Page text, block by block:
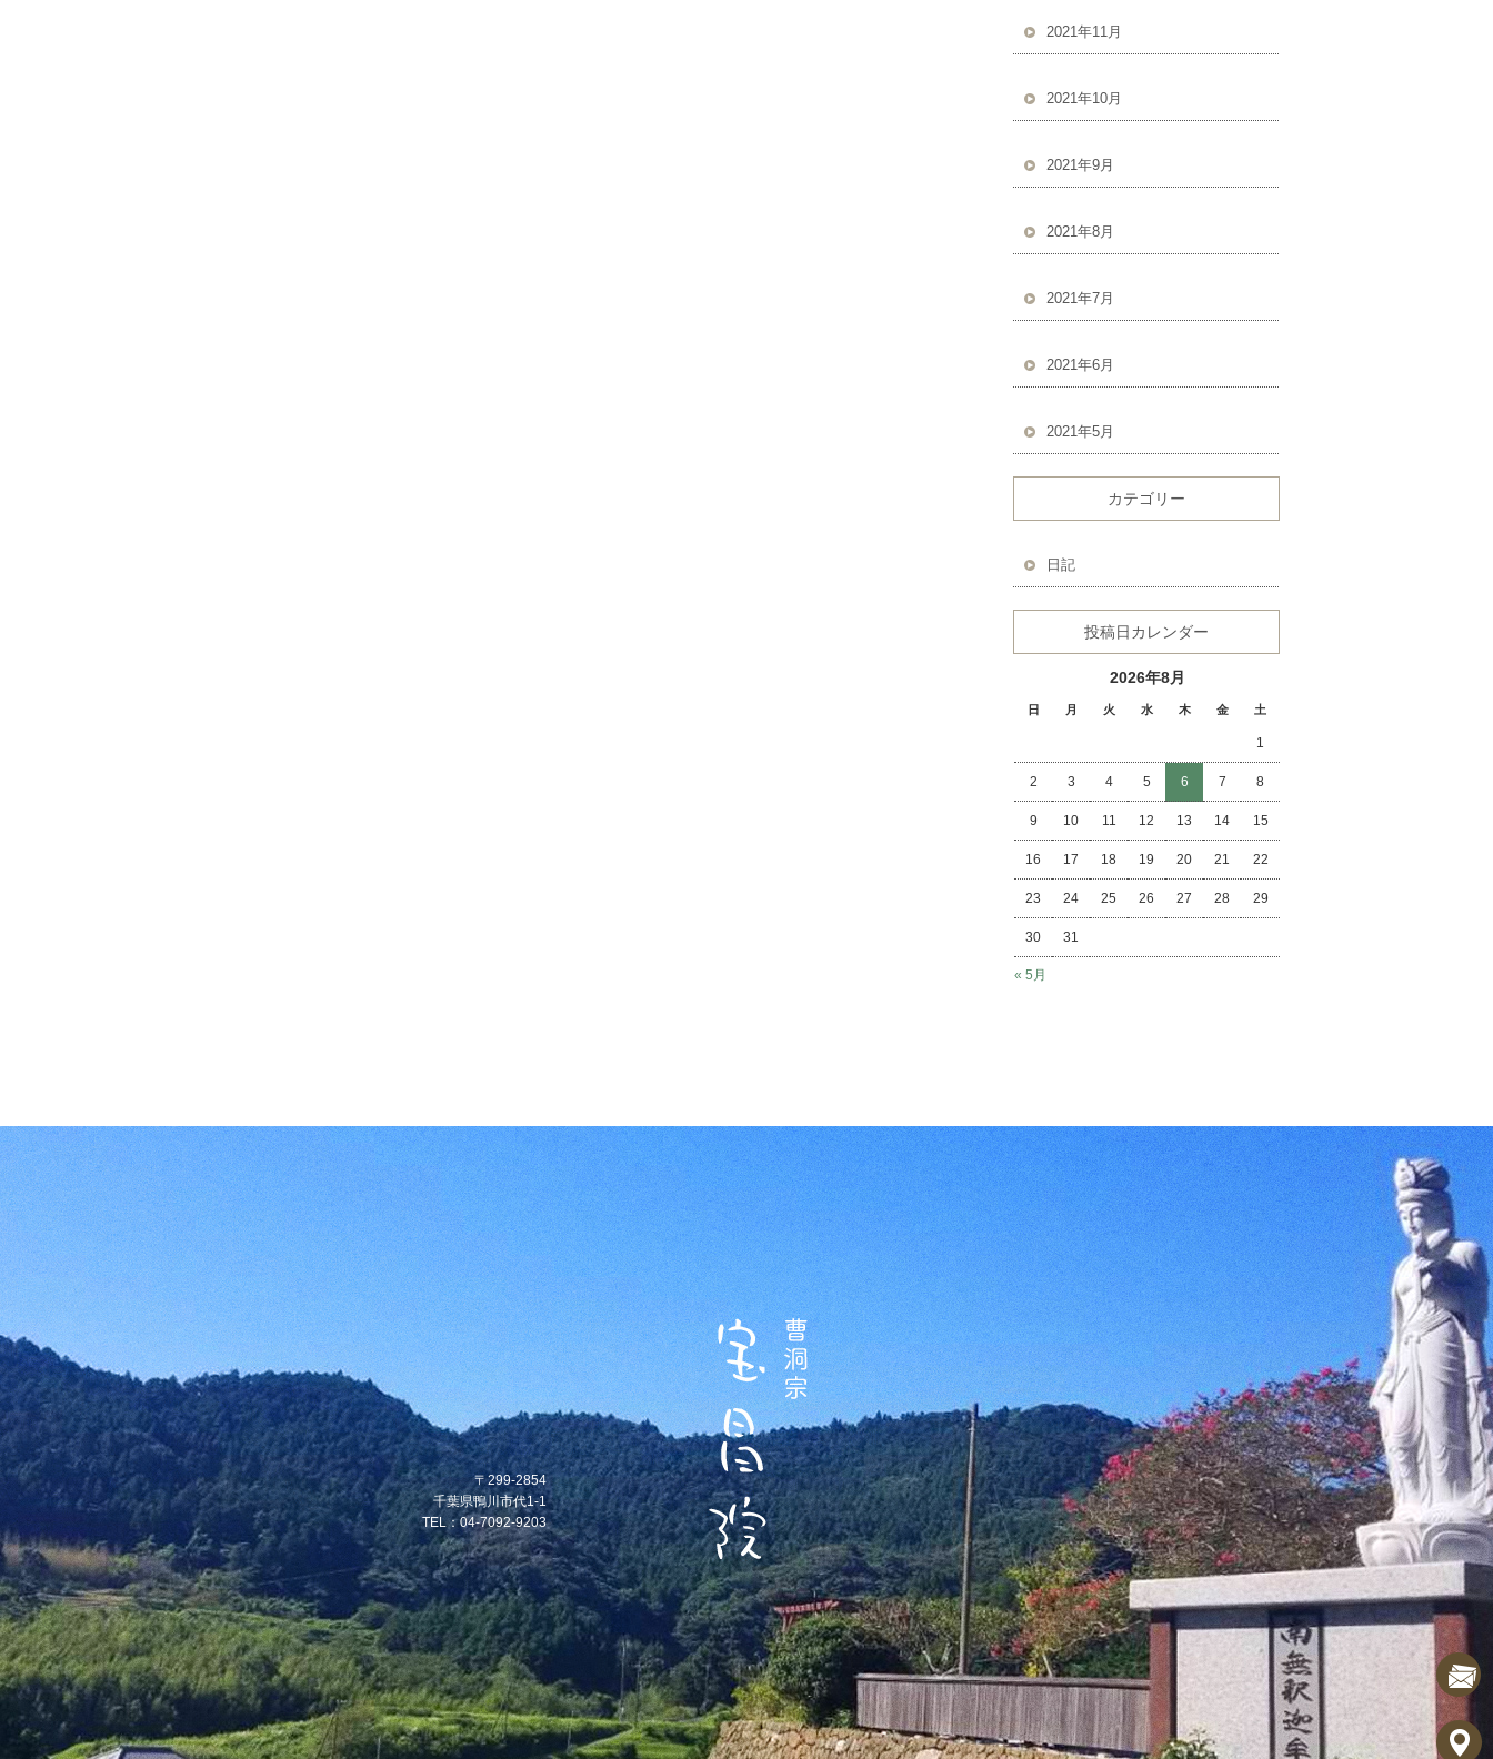
2021年11月
2021年10月
2021年9月
2021年8月
2021年7月
2021年6月
2021年5月
カテゴリー
日記
投稿日カレンダー
2026年8月
日 月 火 水 木 金 土
« 5月
1
2 3 4 5 6 7 8
9 10 11 12 13 14 15
16 17 18 19 20 21 22
23 24 25 26 27 28 29
30 31
〒299-2854
千葉県鴨川市代1-1
TEL：04-7092-9203